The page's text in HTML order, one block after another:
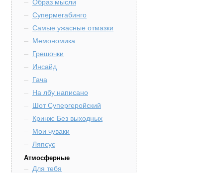
Образ мысли
Супермегабинго
Самые ужасные отмазки
Мемономика
Грешочки
Инсайд
Гача
На лбу написано
Шот Супергеройский
Кринж: Без выходных
Мои чуваки
Ляпсус
Атмосферные
Для тебя